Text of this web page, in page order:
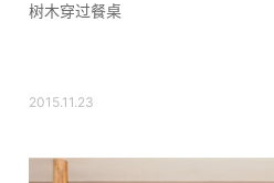
树木穿过餐桌
2015.11.23